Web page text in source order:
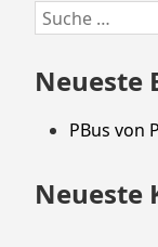
Zum
Footer
springen
Suche
nach:
Neueste
PBus von
Neueste